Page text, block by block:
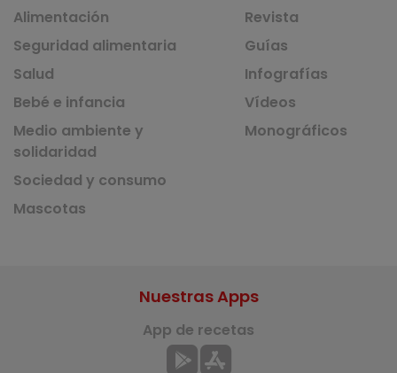
Alimentación
Seguridad alimentaria
Salud
Bebé e infancia
Medio ambiente y
solidaridad
Sociedad y consumo
Mascotas
Revista
Guías
Infografías
Vídeos
Monográficos
Nuestras Apps
App de recetas